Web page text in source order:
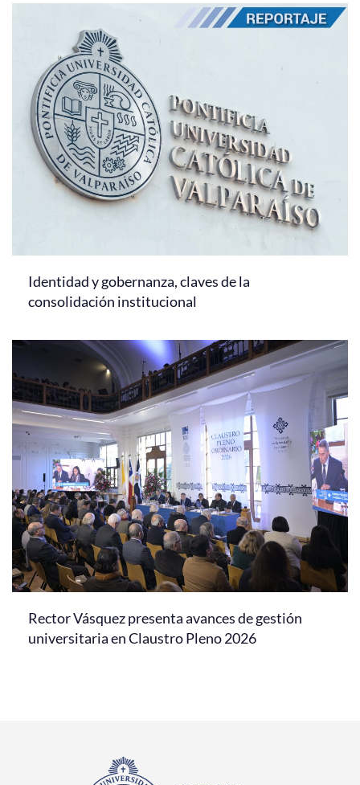
Identidad y gobernanza, claves de la
consolidación institucional
Rector Vásquez presenta avances de gestión
universitaria en Claustro Pleno 2026